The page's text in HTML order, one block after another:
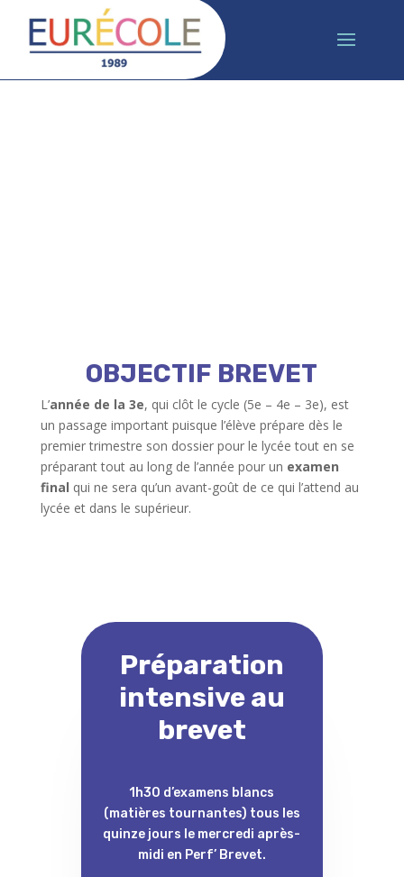
OBJECTIF BREVET
L’année de la 3e, qui clôt le cycle (5e – 4e – 3e), est
un passage important puisque l’élève prépare dès le
premier trimestre son dossier pour le lycée tout en se
préparant tout au long de l’année pour un examen
final qui ne sera qu’un avant-goût de ce qui l’attend au
lycée et dans le supérieur.
Préparation
intensive au
brevet
1h30 d’examens blancs
(matières tournantes) tous les
quinze jours le mercredi après-
midi en Perf’ Brevet.